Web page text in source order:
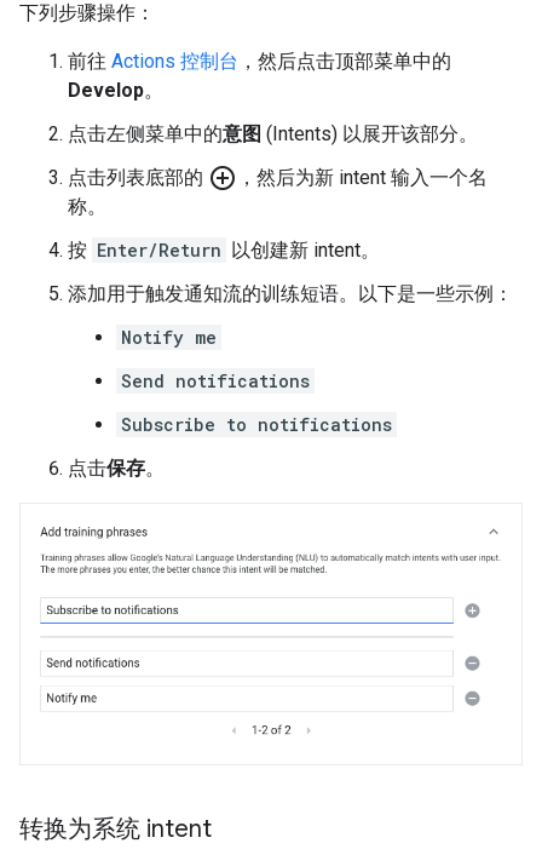
下列步骤操作：
前往 Actions 控制台 ，然后点击顶部菜单中的
Develop。
点击左侧菜单中的意图 (Intents) 以展开该部分。
点击列表底部的 add_circle_outline ，然后为新 intent 输入一个名
称。
按 Enter/Return 以创建新 intent。
添加用于触发通知流的训练短语。以下是一些示例：
Notify me
Send notifications
Subscribe to notifications
点击保存。
转换为系统 intent